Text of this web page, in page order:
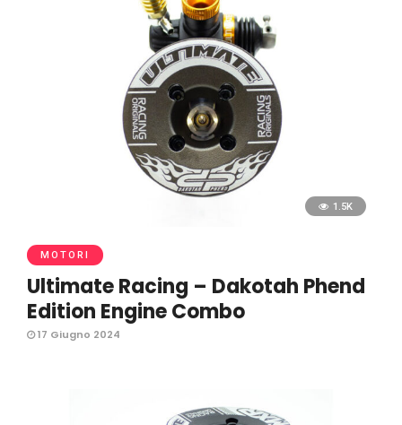
1.5K
MOTORI
Ultimate Racing – Dakotah Phend
Edition Engine Combo
17 Giugno 2024